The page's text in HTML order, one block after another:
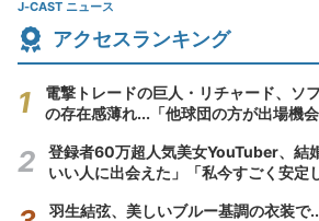
J-CAST ニュース
アクセスランキング
電撃トレードの巨人・リチャード、ソ
の存在感薄れ...「他球団の方が出場機
登録者60万超人気美女YouTuber、
いい人に出会えた」「私今すごく安定
羽生結弦、美しいブルー基調の衣装で